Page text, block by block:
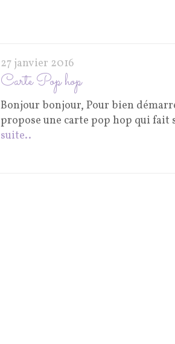
27 janvier 2016
Carte Pop hop
Bonjour bonjour, Pour bien
propose une carte pop hop qui fait
suite..